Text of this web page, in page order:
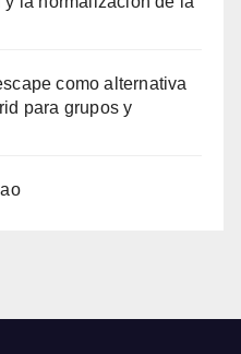
como alternativa
para grupos y